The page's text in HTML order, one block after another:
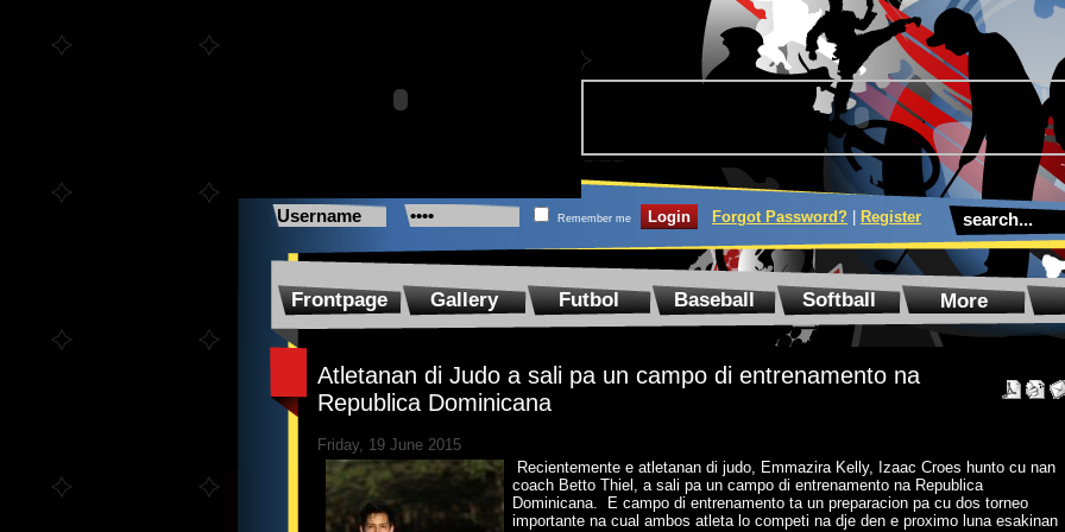
Remember me Forgot Password? Register
Frontpage Gallery Futbol Baseball Softball More
Atletanan di Judo a sali pa un campo di entrenamento na
Republica Dominicana
Friday, 19 June 2015
Recientemente e atletanan di judo, Emmazira Kelly, Izaac Croes hunto cu nan
coach Betto Thiel, a sali pa un campo di entrenamento na Republica
Dominicana. E campo di entrenamento ta un preparacion pa cu dos torneo
importante na cual ambos atleta lo competi na dje den e proximo luna esakinan